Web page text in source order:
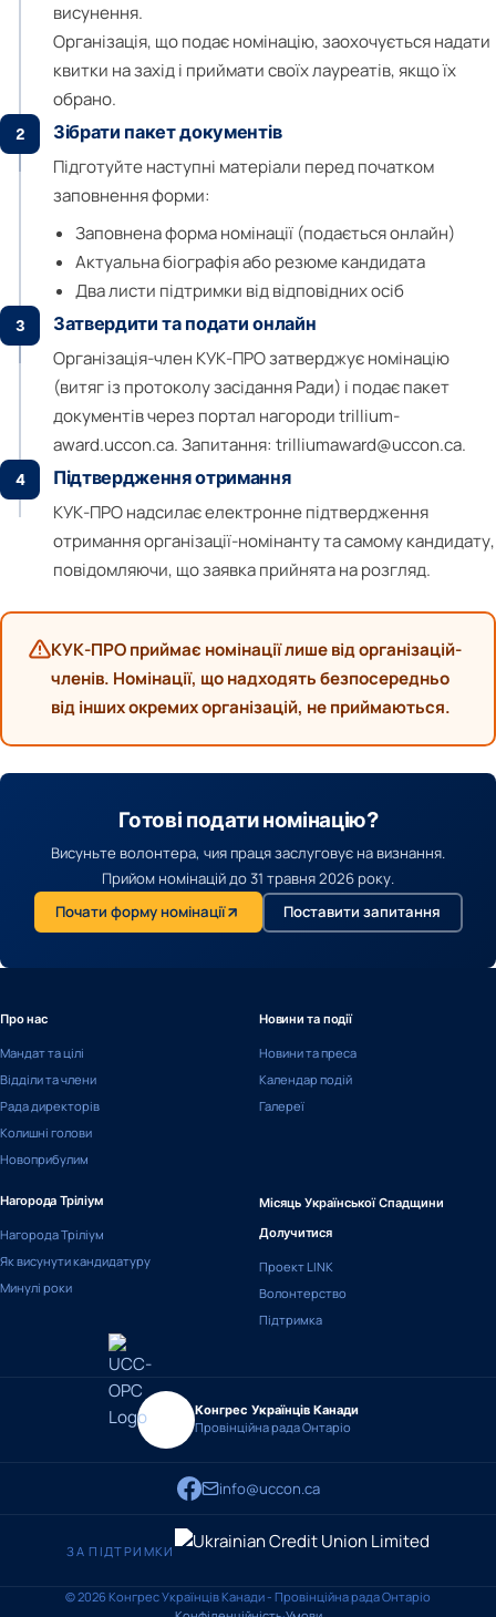
висунення.
Організація, що подає номінацію, заохочується надати
квитки на захід і приймати своїх лауреатів, якщо їх
обрано.
2 Зібрати пакет документів
Підготуйте наступні матеріали перед початком
заповнення форми:
Заповнена форма номінації (подається онлайн)
Актуальна біографія або резюме кандидата
Два листи підтримки від відповідних осіб
3 Затвердити та подати онлайн
Організація-член КУК-ПРО затверджує номінацію
(витяг із протоколу засідання Ради) і подає пакет
документів через портал нагороди trillium-
award.uccon.ca. Запитання: trilliumaward@uccon.ca.
4 Підтвердження отримання
КУК-ПРО надсилає електронне підтвердження
отримання організації-номінанту та самому кандидату,
повідомляючи, що заявка прийнята на розгляд.
КУК-ПРО приймає номінації лише від організацій-
членів. Номінації, що надходять безпосередньо
від інших окремих організацій, не приймаються.
Готові подати номінацію?
Висуньте волонтера, чия праця заслуговує на визнання.
Прийом номінацій до 31 травня 2026 року.
Почати форму номінації
Поставити запитання
Про нас
Мандат та цілі
Відділи та члени
Рада директорів
Колишні голови
Новоприбулим
Новини та події
Новини та преса
Календар подій
Галереї
Нагорода Тріліум
Нагорода Тріліум
Як висунути кандидатуру
Минулі роки
Місяць Української Спадщини
Долучитися
Проект LINK
Волонтерство
Підтримка
Конгрес Українців Канади
Провінційна рада Онтаріо
info@uccon.ca
ЗА ПІДТРИМКИ
© 2026 Конгрес Українців Канади - Провінційна рада Онтаріо